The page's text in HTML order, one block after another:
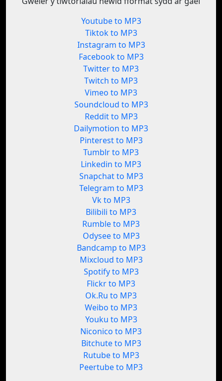
Youtube to MP3
Tiktok to MP3
Instagram to MP3
Facebook to MP3
Twitter to MP3
Twitch to MP3
Vimeo to MP3
Soundcloud to MP3
Reddit to MP3
Dailymotion to MP3
Pinterest to MP3
Tumblr to MP3
Linkedin to MP3
Snapchat to MP3
Telegram to MP3
Vk to MP3
Bilibili to MP3
Rumble to MP3
Odysee to MP3
Bandcamp to MP3
Mixcloud to MP3
Spotify to MP3
Flickr to MP3
Ok.Ru to MP3
Weibo to MP3
Youku to MP3
Niconico to MP3
Bitchute to MP3
Rutube to MP3
Peertube to MP3